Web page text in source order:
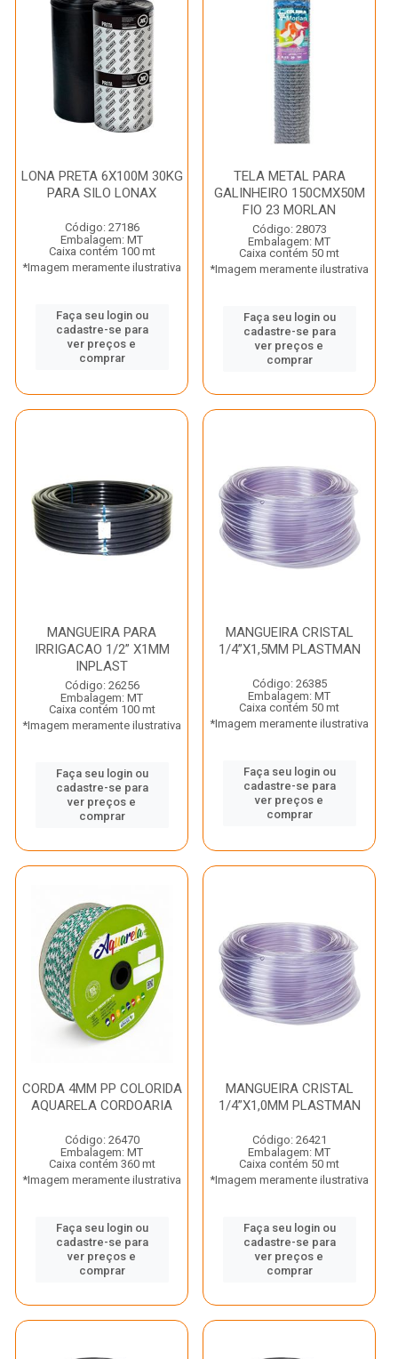
LONA PRETA 6X100M 30KG
PARA SILO LONAX
Código: 27186
Embalagem: MT
Caixa contém 100 mt
*Imagem meramente ilustrativa
Faça seu login ou
cadastre-se para
ver preços e
comprar
TELA METAL PARA
GALINHEIRO 150CMX50M
FIO 23 MORLAN
Código: 28073
Embalagem: MT
Caixa contém 50 mt
*Imagem meramente ilustrativa
Faça seu login ou
cadastre-se para
ver preços e
comprar
MANGUEIRA PARA
IRRIGACAO 1/2” X1MM
INPLAST
Código: 26256
Embalagem: MT
Caixa contém 100 mt
*Imagem meramente ilustrativa
Faça seu login ou
cadastre-se para
ver preços e
comprar
MANGUEIRA CRISTAL
1/4”X1,5MM PLASTMAN
Código: 26385
Embalagem: MT
Caixa contém 50 mt
*Imagem meramente ilustrativa
Faça seu login ou
cadastre-se para
ver preços e
comprar
CORDA 4MM PP COLORIDA
AQUARELA CORDOARIA
Código: 26470
Embalagem: MT
Caixa contém 360 mt
*Imagem meramente ilustrativa
Faça seu login ou
cadastre-se para
ver preços e
comprar
MANGUEIRA CRISTAL
1/4”X1,0MM PLASTMAN
Código: 26421
Embalagem: MT
Caixa contém 50 mt
*Imagem meramente ilustrativa
Faça seu login ou
cadastre-se para
ver preços e
comprar